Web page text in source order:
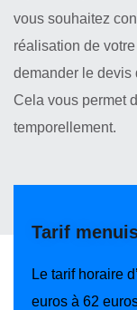
vous souhaitez
réalisation de
demander le devis
Cela vous permet
temporellement.
Tarif
Le tarif horaire
euros à 62